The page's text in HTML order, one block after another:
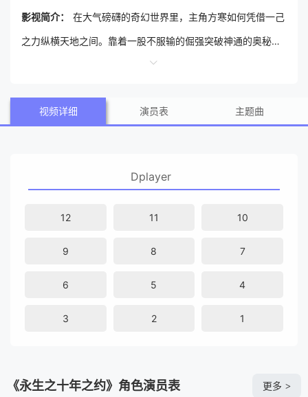
影视简介： 在大气磅礴的奇幻世界里，主角方寒如何凭借一己
之力纵横天地之间。靠着一股不服输的倔强突破神通的奥秘，
将肉身锻成永生之躯。无穷无尽的新奇法宝，崭新的仙魔凡三
王皇帝君的奇幻风采。主角也将经历人间的爱恨情仇、恩怨纠
视频详细 演员表 主题曲
Dplayer
12 11 10
9 8 7
6 5 4
3 2 1
《永生之十年之约》角色演员表 更多 >